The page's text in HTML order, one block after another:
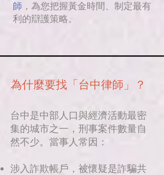
師 ，為您把握黃金時間、制定最有
利的辯護策略。
為什麼要找「台中律師」？
台中是中部人口與經濟活動最密
集的城市之一，刑事案件數量自
然不少。當事人常因：
涉入詐欺帳戶，被懷疑是詐騙共